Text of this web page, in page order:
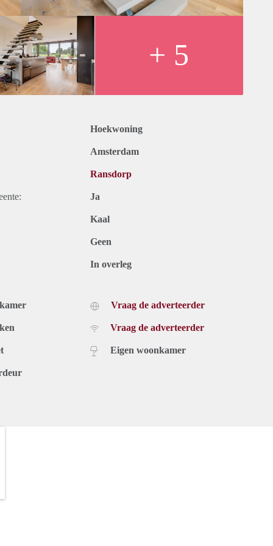
+ 5
Hoekwoning
Amsterdam
Ransdorp
Ja
Kaal
Geen
In overleg
Vraag de adverteerder
Vraag de adverteerder
Eigen woonkamer